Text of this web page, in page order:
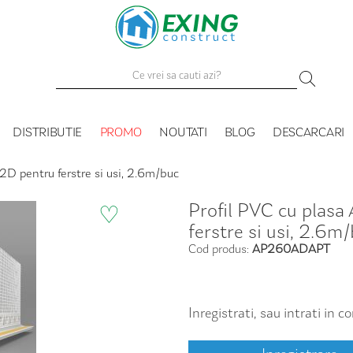
DISTRIBUTIE PROMO NOUTATI BLOG DESCARCARI
pentru ferstre si usi, 2.6m/buc
♡
Profil PVC cu
ferstre si usi, 2.6m/
Cod produs: AP260ADAPT
Inregistrati, sau intrati in